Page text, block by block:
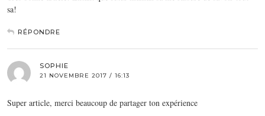
sa!
RÉPONDRE
SOPHIE
21 NOVEMBRE 2017 / 16:13
Super article, merci beaucoup de partager ton expérience